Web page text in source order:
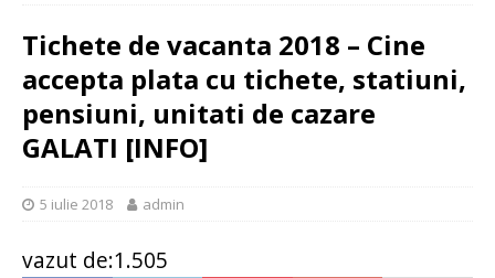
Tichete de vacanta 2018 – Cine
accepta plata cu tichete, statiuni,
pensiuni, unitati de cazare
GALATI [INFO]
5 iulie 2018 admin
vazut de:1.505